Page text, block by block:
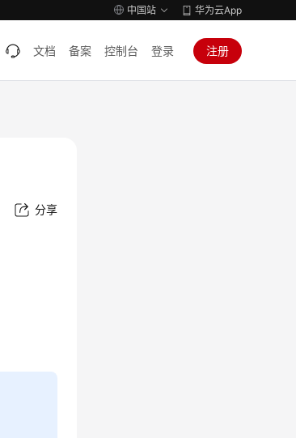
中国站 华为云App
文档 备案 控制台 登录 注册
分享